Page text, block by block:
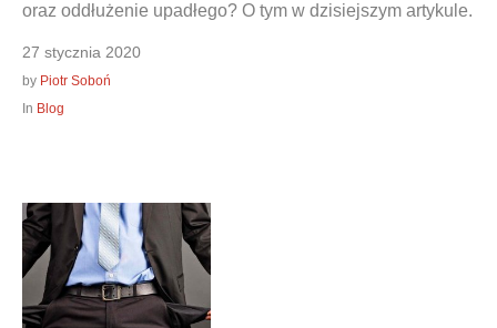
oraz oddłużenie upadłego? O tym w dzisiejszym artykule.
27 stycznia 2020
by Piotr Soboń
In Blog